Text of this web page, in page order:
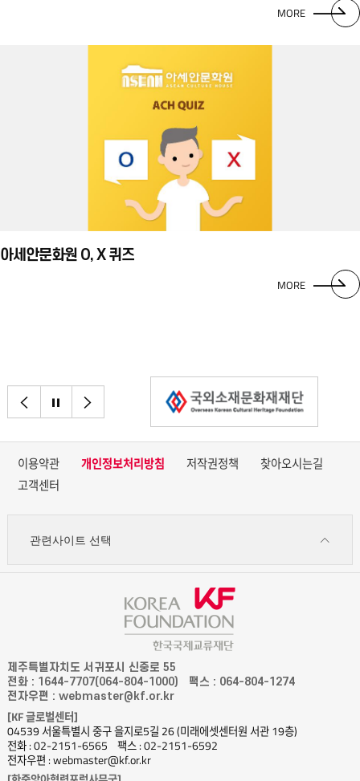
MORE
아세안문화원 O, X 퀴즈
MORE
이전으로
정지
이용약관 개인정보처리방침 저작권정책
찾아오시는길
고객센터
관련사이트 선택
제주특별자치도 서귀포시 신중로 55
전화 : 1644-7707(064-804-1000)
팩스 : 064-804-1274
전자우편 : webmaster@kf.or.kr
[KF 글로벌센터]
04539 서울특별시 중구 을지로5길 26 (미래에셋센터원 서관 19층)
전화 : 02-2151-6565
팩스 : 02-2151-6592
전자우편 : webmaster@kf.or.kr